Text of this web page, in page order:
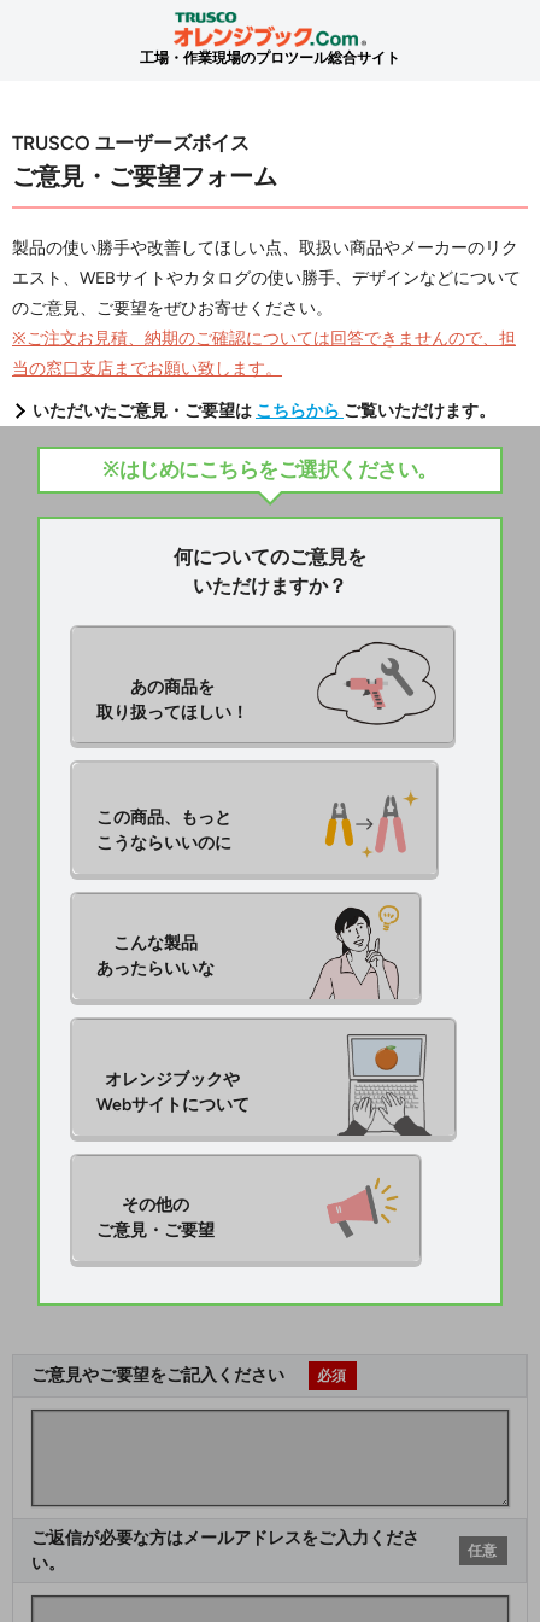
工場・作業現場のプロツール総合サイト
TRUSCO ユーザーズボイス
ご意見・ご要望フォーム
製品の使い勝手や改善してほしい点、取扱い商品やメーカーのリク
エスト、WEBサイトやカタログの使い勝手、デザインなどについて
のご意見、ご要望をぜひお寄せください。
※ご注文お見積、納期のご確認については回答できませんので、担
当の窓口支店までお願い致します。
いただいたご意見・ご要望は こちらから ご覧いただけます。
※はじめにこちらをご選択ください。
何についてのご意見を
いただけますか？
あの商品を
取り扱ってほしい！
この商品、もっと
こうならいいのに
こんな製品
あったらいいな
オレンジブックや
Webサイトについて
その他の
ご意見・ご要望
ご意見やご要望をご記入ください 必須
ご返信が必要な方はメールアドレスをご入力くださ
い。
任意